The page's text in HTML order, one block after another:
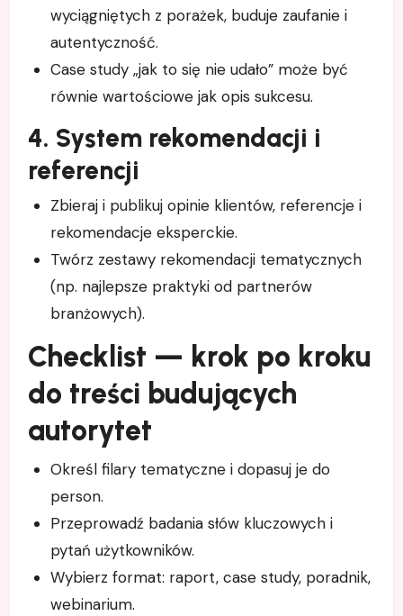
wyciągniętych z porażek, buduje zaufanie i
autentyczność.
Case study „jak to się nie udało” może być
równie wartościowe jak opis sukcesu.
4. System rekomendacji i
referencji
Zbieraj i publikuj opinie klientów, referencje i
rekomendacje eksperckie.
Twórz zestawy rekomendacji tematycznych
(np. najlepsze praktyki od partnerów
branżowych).
Checklist — krok po kroku
do treści budujących
autorytet
Określ filary tematyczne i dopasuj je do
person.
Przeprowadź badania słów kluczowych i
pytań użytkowników.
Wybierz format: raport, case study, poradnik,
webinarium.